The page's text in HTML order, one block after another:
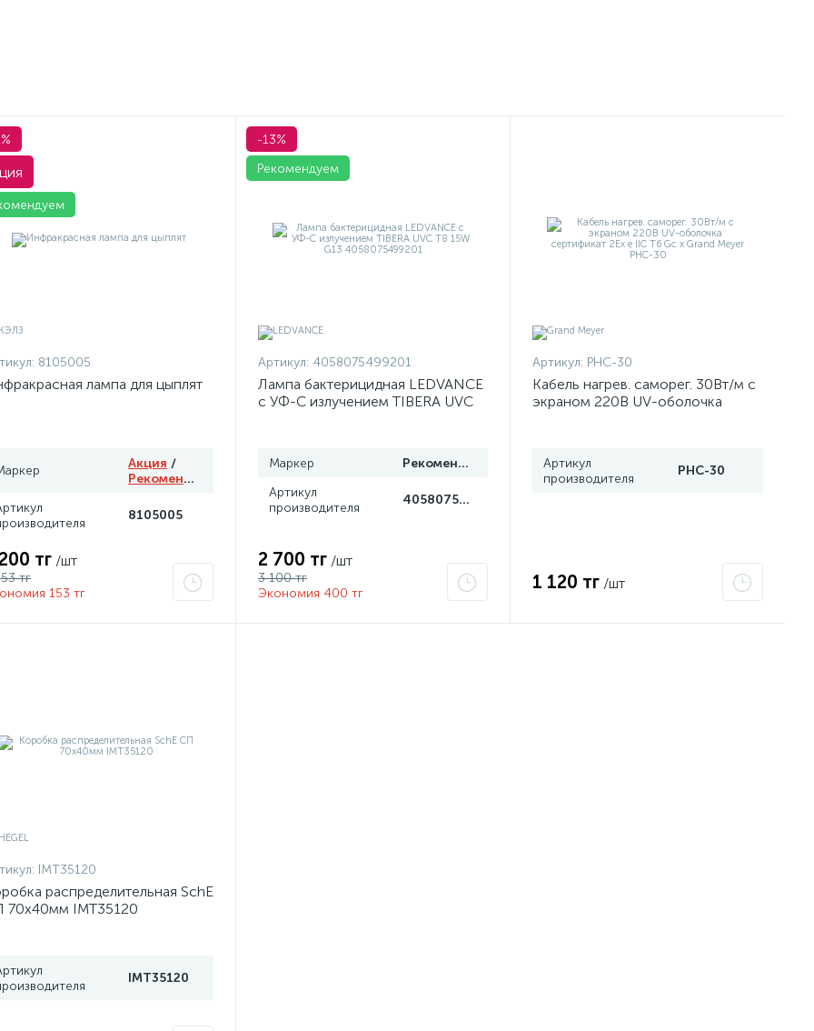
8105005
лампа для цыплят
Акция /
Рекомендуем
8105005
тг /шт
тг
153 тг
-13%
Рекомендуем
Артикул: 4058075499201
Лампа бактерицидная LEDVANCE
с УФ-С излучением TIBERA UVC
Маркер
Рекомендуем
Артикул
производителя
4058075499201
2 700 тг /шт
3 100 тг
Экономия 400 тг
Артикул: PHC-30
Кабель нагрев. саморег. 30Вт/м с
экраном 220В UV-оболочка
Артикул
производителя
PHC-30
1 120 тг /шт
IMT35120
распределительная SchE
70х40мм IMT35120
IMT35120